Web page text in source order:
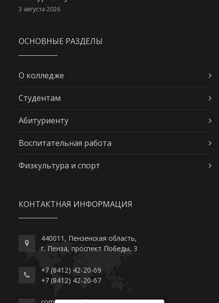
3 августа 2026
ОСНОВНЫЕ РАЗДЕЛЫ
О колледже
Студентам
Абитуриенту
Воспитательная работа
Физкультура и спорт
КОНТАКТНАЯ ИНФОРМАЦИЯ
440011, Пензенская область,
г. Пенза, проспект Победы, 3
+7 (8412) 42-20-69
+7 (8412) 42-20-67